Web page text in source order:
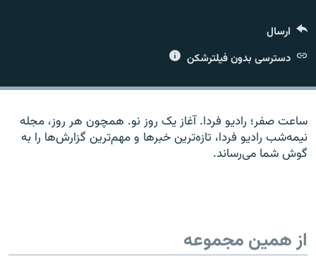
زبان‌های دیگر
ارسال
دسترسی بدون فیلترشکن
ساعت صفر؛ رادیو فردا. آغاز یک روز نو. همچون هر روز، مجله
نیمه‌شب رادیو فردا، تازه‌ترین خبرها و مهم‌ترین گزارش‌ها را به
گوش شما می‌رساند.
از همین مجموعه